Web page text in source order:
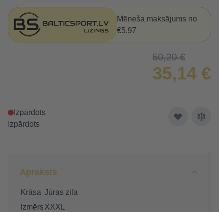
Mēneša maksājums no
€5.97
50,20 €
35,14 €
Izpārdots
Izpārdots
Apraksts
Krāsa Jūras zila
IzmērsXXXL